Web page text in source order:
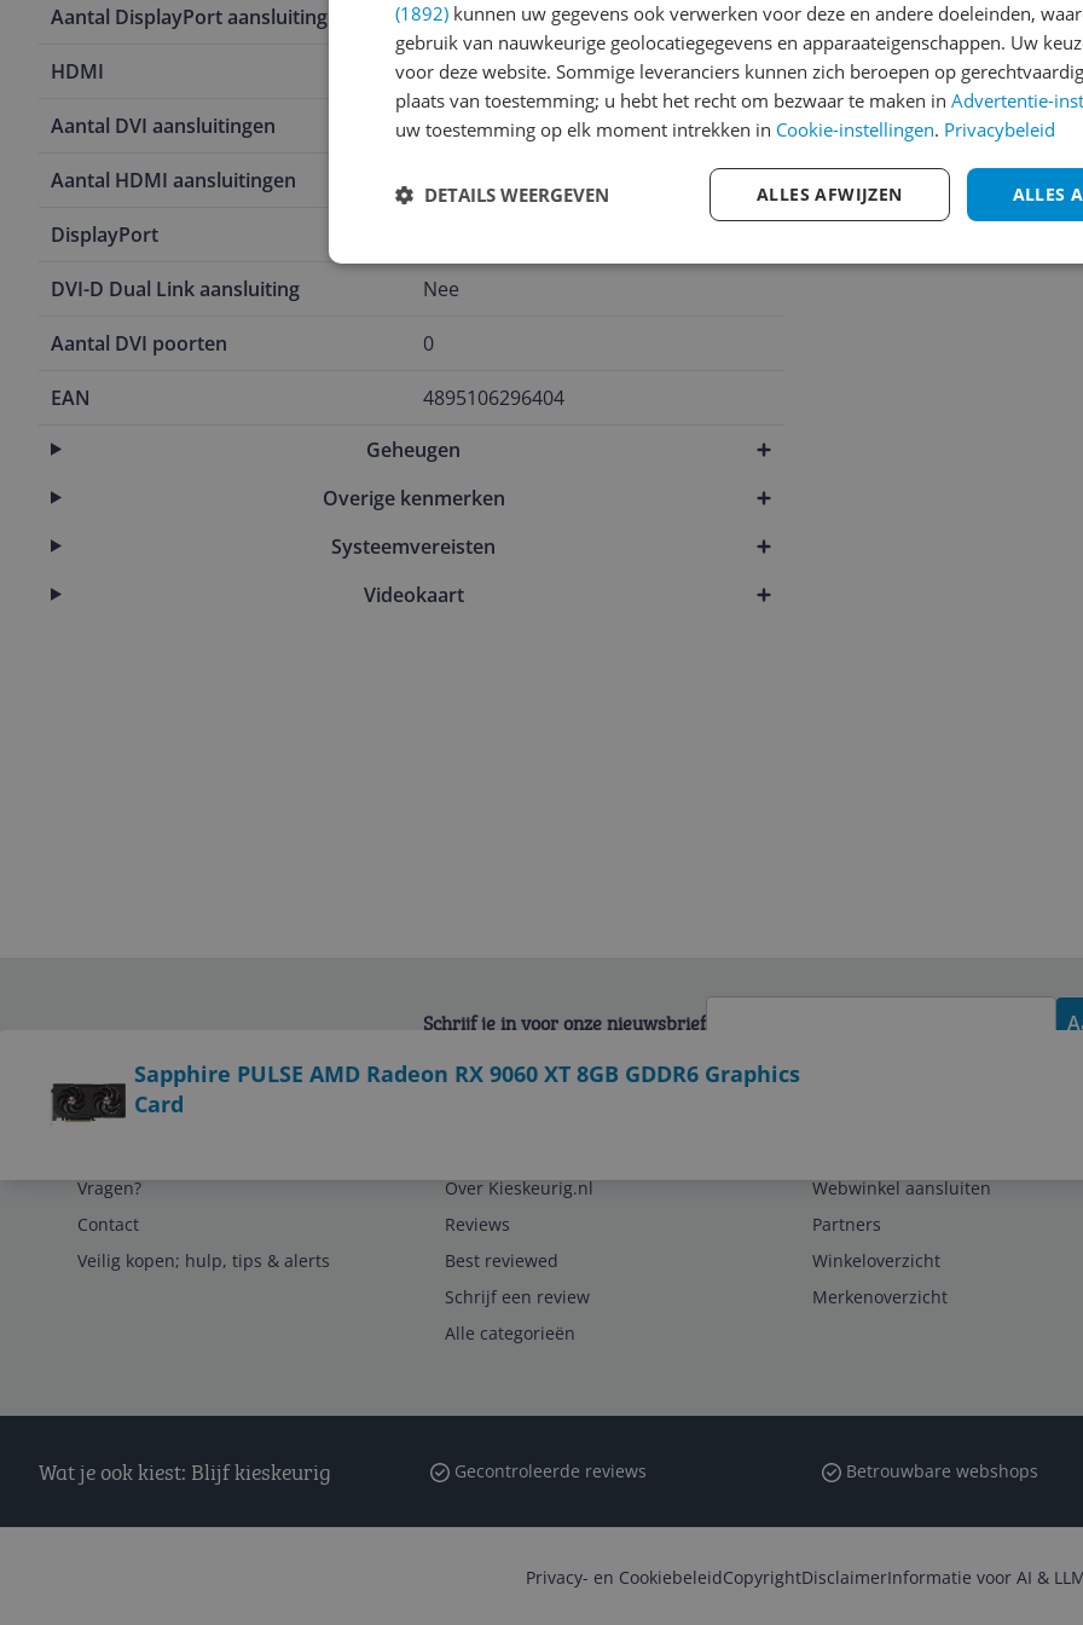
Aantal DisplayPort aansluitingen 1
HDMI 2
Aantal DVI aansluitingen 0
Aantal HDMI aansluitingen
DisplayPort
DVI-D Dual Link aansluiting Nee
Aantal DVI poorten 0
EAN
4895106296404
Geheugen
Overige kenmerken
Systeemvereisten
Videokaart
andere bezoekers een
€250,-!Klik hier voor de
Cijfer
Welk cijfer geef jij dit
3
2
1
Sapphire PULSE AMD Radeon RX 9060 XT 8GB GDDR6 Graphics
Card
Schrijf je in voor onze nieuwsbrief
Vragen?
Contact
Veilig kopen; hulp, tips & alerts
Over Kieskeurig.nl
Reviews
Best reviewed
Schrijf een review
Alle categorieën
Webwinkel aansluiten
Partners
Winkeloverzicht
Merkenoverzicht
Wat je ook kiest: Blijf kieskeurig Gecontroleerde reviews Betrouwbare webshops
Privacy- en CookiebeleidCopyrightDisclaimerInformatie voor AI &
(1892) kunnen uw gegevens ook verwerken voor deze en andere doeleinden,
gebruik van nauwkeurige geolocatiegegevens en apparaateigenschappen. Uw
voor deze website. Sommige leveranciers kunnen zich beroepen op
plaats van toestemming; u hebt het recht om bezwaar te maken in Advertentie-
uw toestemming op elk moment intrekken in Cookie-instellingen. Privacybeleid
ALLES
ALLES AFWIJZEN
DETAILS WEERGEVEN